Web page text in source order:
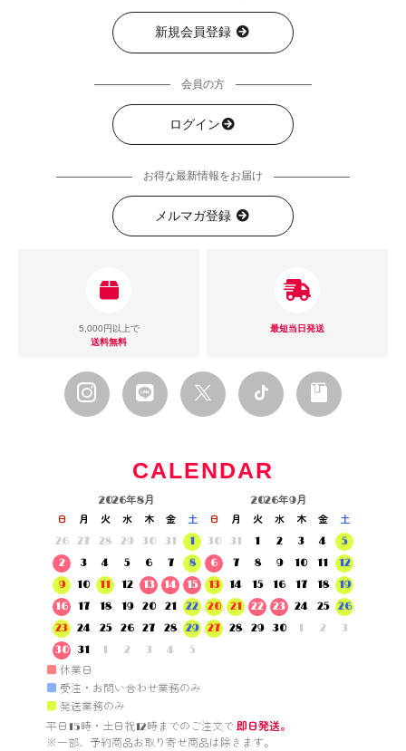
新規会員登録
会員の方
ログイン
お得な最新情報をお届け
メルマガ登録
5,000円以上で
送料無料
最短当日発送
CALENDAR
2026年8月
日 月 火 水 木 金
土
26
27 28 29 30 31
1
2
3 4 5 6 7
8
9
10 11 12 13 14
15
16
17 18 19 20 21
22
23
24 25 26 27 28
29
30
31 1 2 3 4 5
2026年9月
日 月 火 水 木 金
土
30
31 1 2 3 4
5
6
7 8 9 10 11
12
13
14 15 16 17 18
19
20
21 22 23 24 25
26
27
28 29 30 1 2 3
■ 休業日
■ 受注・お問い合わせ業務のみ
■ 発送業務のみ
平日15時・土日祝12時までのご注文で 即日発送。
※一部、予約商品お取り寄せ商品は除きます。